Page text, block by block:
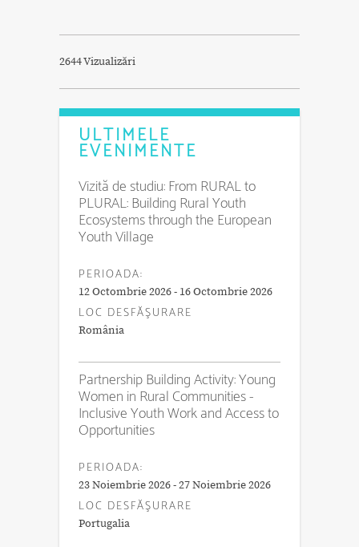
2644 Vizualizări
ULTIMELE
EVENIMENTE
Vizită de studiu: From RURAL to
PLURAL: Building Rural Youth
Ecosystems through the European
Youth Village
PERIOADA:
12 Octombrie 2026 - 16 Octombrie 2026
LOC DESFĂŞURARE
România
Partnership Building Activity: Young
Women in Rural Communities -
Inclusive Youth Work and Access to
Opportunities
PERIOADA:
23 Noiembrie 2026 - 27 Noiembrie 2026
LOC DESFĂŞURARE
Portugalia